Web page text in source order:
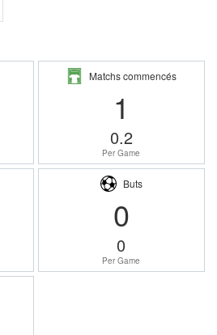
Matchs commencés
1
0.2
Per Game
Buts
0
0
Per Game